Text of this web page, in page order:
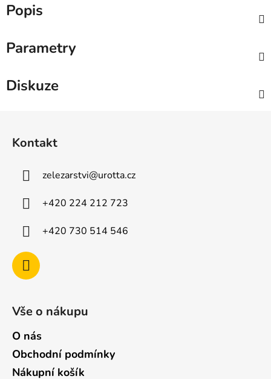
Popis
Parametry
Diskuze
Kontakt
zelezarstvi@urotta.cz
+420 224 212 723
+420 730 514 546
Vše o nákupu
O nás
Obchodní podmínky
Nákupní košík